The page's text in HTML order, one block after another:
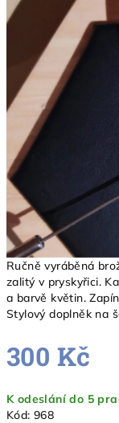
Ručně vyráběná
zalitý v pryskyřici.
a barvě květin.
Stylový doplněk na
300 Kč
cena:
K odeslání do 5
Kód: 968
produktu
0,0
z
5